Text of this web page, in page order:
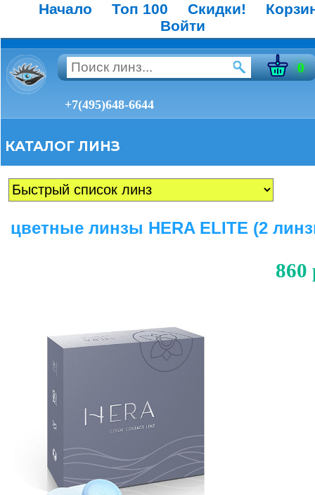
Начало Топ 100 Скидки!
Войти
0
+7(495)648-6644
КАТАЛОГ ЛИНЗ
цветные линзы HERA ELITE (2
860